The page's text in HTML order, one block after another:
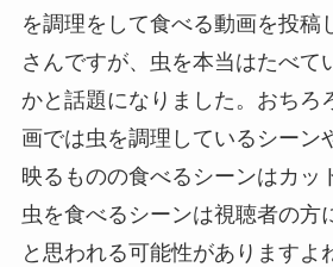
を調理をして食べる動画を投稿
さんですが、虫を本当はたべて
かと話題になりました。おちろ
画では虫を調理しているシーン
映るものの食べるシーンはカッ
虫を食べるシーンは視聴者の方
と思われる可能性がありますよ